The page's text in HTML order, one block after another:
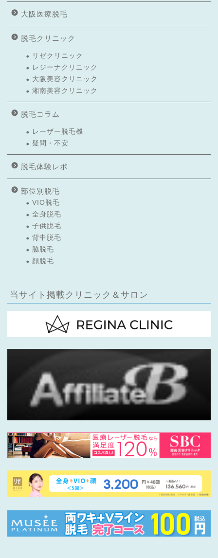
大阪医療脱毛
脱毛クリニック
リゼクリニック
レジーナクリニック
大阪美容クリニック
湘南美容クリニック
脱毛コラム
レーザー脱毛機
疑問・不安
脱毛体験レポ
部位別脱毛
VIO脱毛
全身脱毛
子供脱毛
背中脱毛
脇脱毛
顔脱毛
当サイト掲載クリニック＆サロン